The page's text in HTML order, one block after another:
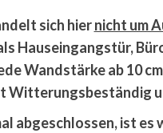
sich hiernicht um
Hauseingangstür,
Wandstärke ab 10
Witterungsbeständig
abgeschlossen, ist